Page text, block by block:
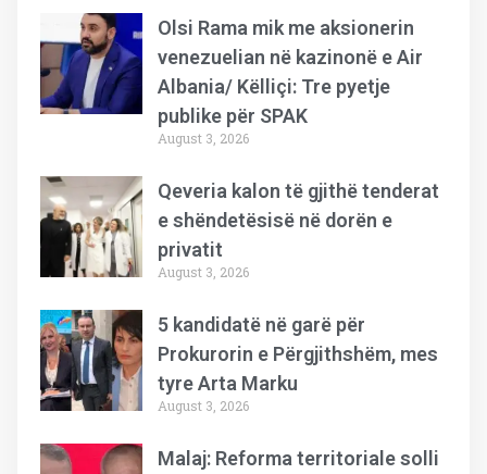
Olsi Rama mik me aksionerin
venezuelian në kazinonë e Air
Albania/ Këlliçi: Tre pyetje
publike për SPAK
August 3, 2026
Qeveria kalon të gjithë tenderat
e shëndetësisë në dorën e
privatit
August 3, 2026
5 kandidatë në garë për
Prokurorin e Përgjithshëm, mes
tyre Arta Marku
August 3, 2026
Malaj: Reforma territoriale solli